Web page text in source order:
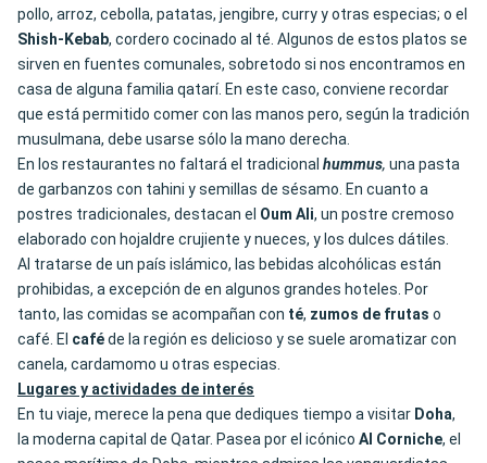
pollo, arroz, cebolla, patatas, jengibre, curry y otras especias; o el
Shish-Kebab, cordero cocinado al té. Algunos de estos platos se
sirven en fuentes comunales, sobretodo si nos encontramos en
casa de alguna familia qatarí. En este caso, conviene recordar
que está permitido comer con las manos pero, según la tradición
musulmana, debe usarse sólo la mano derecha.
En los restaurantes no faltará el tradicional hummus, una pasta
de garbanzos con tahini y semillas de sésamo. En cuanto a
postres tradicionales, destacan el Oum Ali, un postre cremoso
elaborado con hojaldre crujiente y nueces, y los dulces dátiles.
Al tratarse de un país islámico, las bebidas alcohólicas están
prohibidas, a excepción de en algunos grandes hoteles. Por
tanto, las comidas se acompañan con té, zumos de frutas o
café. El caféde la región es delicioso y se suele aromatizar con
canela, cardamomo u otras especias.
Lugares y actividades de interés
En tu viaje, merece la pena que dediques tiempo a visitar Doha,
la moderna capital de Qatar. Pasea por el icónico Al Corniche, el